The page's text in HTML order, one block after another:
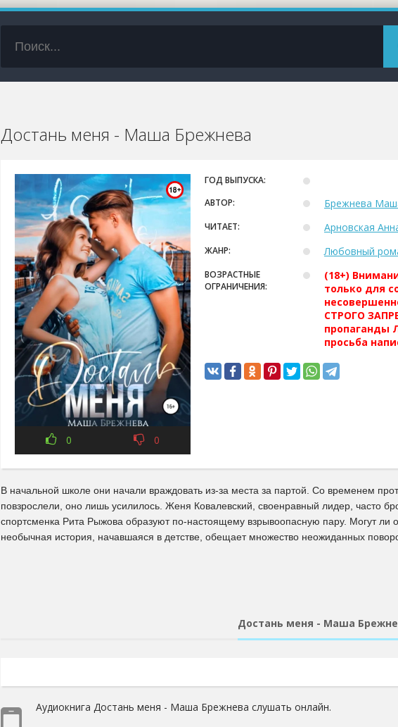
Достань меня - Маша Брежнева
0 0
ГОД ВЫПУСКА:
АВТОР:
Брежнева
ЧИТАЕТ: Арновская
ЖАНР: Любовный
ВОЗРАСТНЫЕ
ОГРАНИЧЕНИЯ:
(18+)
только для
СТРОГО
пропаганды
просьба
В начальной школе они начали враждовать из-за места за партой. Со временем
повзрослели, оно лишь усилилось. Женя Ковалевский, своенравный лидер, часто
спортсменка Рита Рыжова образуют по-настоящему взрывоопасную пару. Могут ли
необычная история, начавшаяся в детстве, обещает множество неожиданных
Достань меня - Маша
Аудиокнига Достань меня - Маша Брежнева слушать онлайн.